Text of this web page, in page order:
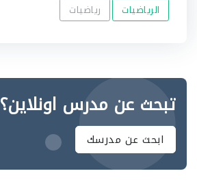
الرياضيات
رياضيات
تبحث عن مدرس اونلاين؟
ابحث عن مدرسك